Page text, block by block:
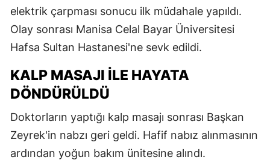
elektrik çarpması sonucu ilk müdahale yapıldı.
Olay sonrası Manisa Celal Bayar Üniversitesi
Hafsa Sultan Hastanesi'ne sevk edildi.
KALP MASAJI ILE HAYATA
DÖNDÜRÜLDÜ
Doktorların yaptığı kalp masajı sonrası Başkan
Zeyrek'in nabzı geri geldi. Hafif nabız alınmasının
ardından yoğun bakım ünitesine alındı.